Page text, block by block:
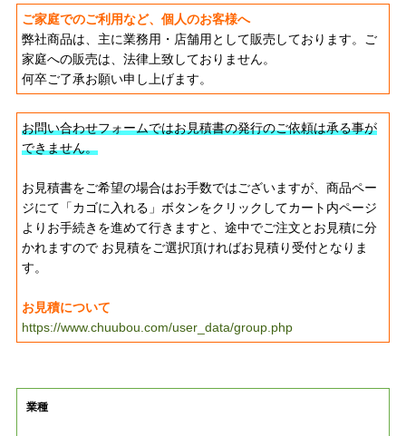
ご家庭でのご利用など、個人のお客様へ
弊社商品は、主に業務用・店舗用として販売しております。ご
家庭への販売は、法律上致しておりません。
何卒ご了承お願い申し上げます。
お問い合わせフォームではお見積書の発行のご依頼は承る事が
できません。
お見積書をご希望の場合はお手数ではございますが、商品ペー
ジにて「カゴに入れる」ボタンをクリックしてカート内ページ
よりお手続きを進めて行きますと、途中でご注文とお見積に分
かれますので お見積をご選択頂ければお見積り受付となりま
す。
お見積について
https://www.chuubou.com/user_data/group.php
業種